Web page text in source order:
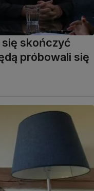
się skończyć
próbowali się